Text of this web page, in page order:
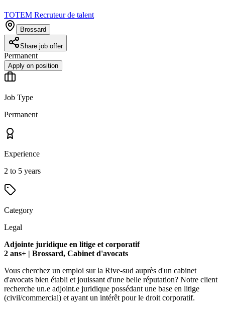
TOTEM Recruteur de talent
Brossard
Share job offer
Permanent
Apply on position
Job Type
Permanent
Experience
2 to 5 years
Category
Legal
Adjointe juridique en litige et corporatif
2 ans+ | Brossard, Cabinet d'avocats
Vous cherchez un emploi sur la Rive-sud auprès d'un cabinet
d'avocats bien établi et jouissant d'une belle réputation? Notre client
recherche un.e adjoint.e juridique possédant une base en litige
(civil/commercial) et ayant un intérêt pour le droit corporatif.